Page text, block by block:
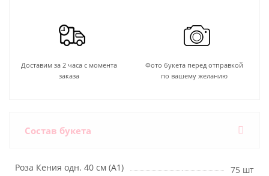
Доставим за 2 часа с момента
заказа
Фото букета перед отправкой
по вашему желанию
Состав букета
Роза Кения одн. 40 см (А1)
75 шт